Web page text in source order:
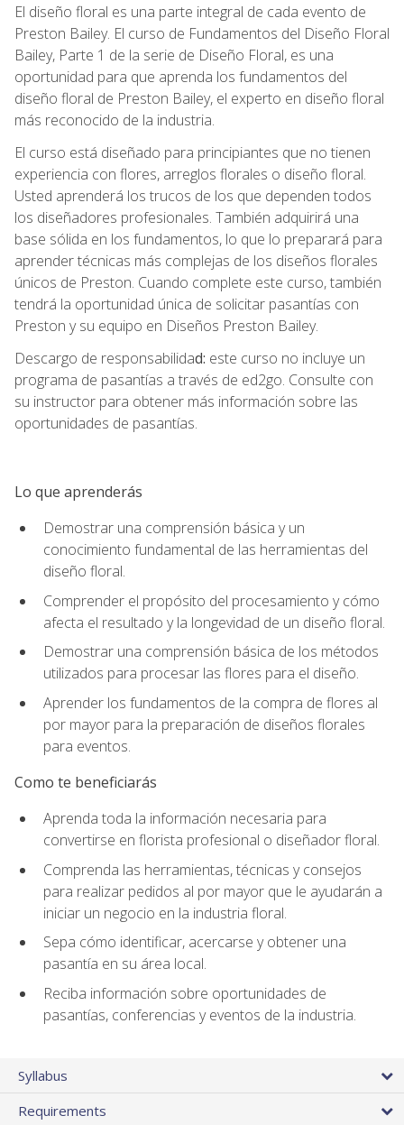
El diseño floral es una parte integral de cada evento de
Preston Bailey. El curso de Fundamentos del Diseño Floral
Bailey, Parte 1 de la serie de Diseño Floral, es una
oportunidad para que aprenda los fundamentos del
diseño floral de Preston Bailey, el experto en diseño floral
más reconocido de la industria.
El curso está diseñado para principiantes que no tienen
experiencia con flores, arreglos florales o diseño floral.
Usted aprenderá los trucos de los que dependen todos
los diseñadores profesionales. También adquirirá una
base sólida en los fundamentos, lo que lo preparará para
aprender técnicas más complejas de los diseños florales
únicos de Preston. Cuando complete este curso, también
tendrá la oportunidad única de solicitar pasantías con
Preston y su equipo en Diseños Preston Bailey.
Descargo de responsabilidad: este curso no incluye un
programa de pasantías a través de ed2go. Consulte con
su instructor para obtener más información sobre las
oportunidades de pasantías.
Lo que aprenderás
Demostrar una comprensión básica y un
conocimiento fundamental de las herramientas del
diseño floral.
Comprender el propósito del procesamiento y cómo
afecta el resultado y la longevidad de un diseño floral.
Demostrar una comprensión básica de los métodos
utilizados para procesar las flores para el diseño.
Aprender los fundamentos de la compra de flores al
por mayor para la preparación de diseños florales
para eventos.
Como te beneficiarás
Aprenda toda la información necesaria para
convertirse en florista profesional o diseñador floral.
Comprenda las herramientas, técnicas y consejos
para realizar pedidos al por mayor que le ayudarán a
iniciar un negocio en la industria floral.
Sepa cómo identificar, acercarse y obtener una
pasantía en su área local.
Reciba información sobre oportunidades de
pasantías, conferencias y eventos de la industria.
Syllabus
Requirements